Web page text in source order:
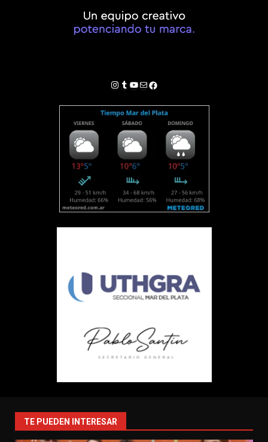
Instagram
Tumblr
YouTube
Correo electrónico
Facebook
TE PUEDEN INTERESAR